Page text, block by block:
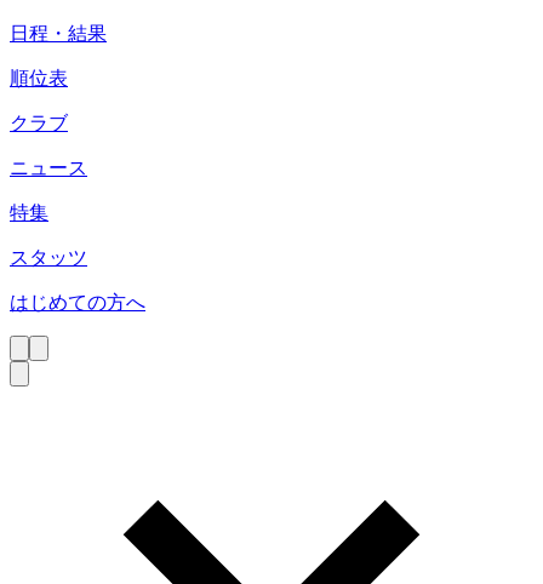
日程・結果
順位表
クラブ
ニュース
特集
スタッツ
はじめての方へ